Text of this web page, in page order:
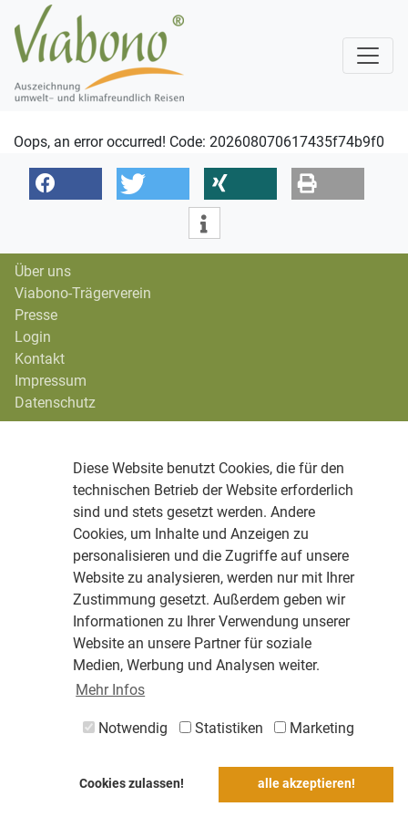
Diese Website benutzt Cookies, die für den
technischen Betrieb der Website erforderlich
sind und stets gesetzt werden. Andere
Cookies, um Inhalte und Anzeigen zu
personalisieren und die Zugriffe auf unsere
Website zu analysieren, werden nur mit Ihrer
Zustimmung gesetzt. Außerdem geben wir
Informationen zu Ihrer Verwendung unserer
Website an unsere Partner für soziale
Medien, Werbung und Analysen weiter.
Mehr Infos
Notwendig Statistiken Marketing
Cookies zulassen! alle akzeptieren!
Oops, an error occurred! Code: 202608070617435f74b9f0
Über uns
Viabono-Trägerverein
Presse
Login
Kontakt
Impressum
Datenschutz